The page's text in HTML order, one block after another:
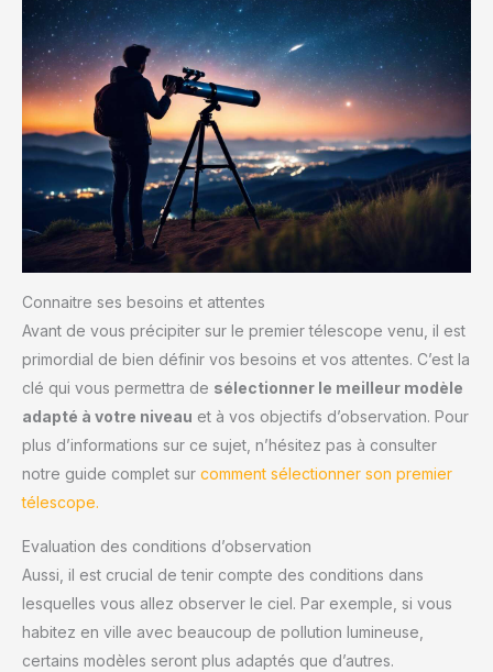
Connaitre ses besoins et attentes
Avant de vous précipiter sur le premier télescope venu, il est
primordial de bien définir vos besoins et vos attentes. C’est la
clé qui vous permettra de sélectionner le meilleur modèle
adapté à votre niveau et à vos objectifs d’observation. Pour
plus d’informations sur ce sujet, n’hésitez pas à consulter
notre guide complet sur comment sélectionner son premier
télescope.
Evaluation des conditions d’observation
Aussi, il est crucial de tenir compte des conditions dans
lesquelles vous allez observer le ciel. Par exemple, si vous
habitez en ville avec beaucoup de pollution lumineuse,
certains modèles seront plus adaptés que d’autres.